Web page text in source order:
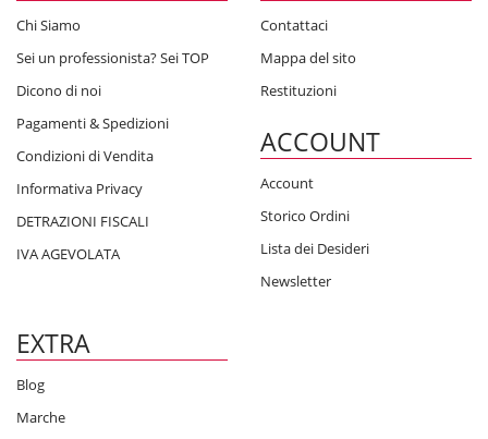
Chi Siamo
Sei un professionista? Sei TOP
Dicono di noi
Pagamenti & Spedizioni
Condizioni di Vendita
Informativa Privacy
DETRAZIONI FISCALI
IVA AGEVOLATA
Contattaci
Mappa del sito
Restituzioni
ACCOUNT
Account
Storico Ordini
Lista dei Desideri
Newsletter
EXTRA
Blog
Marche